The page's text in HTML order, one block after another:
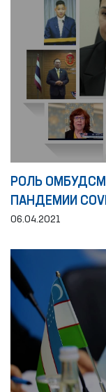
РОЛЬ
ПАНДЕМИИ
06.04.2021